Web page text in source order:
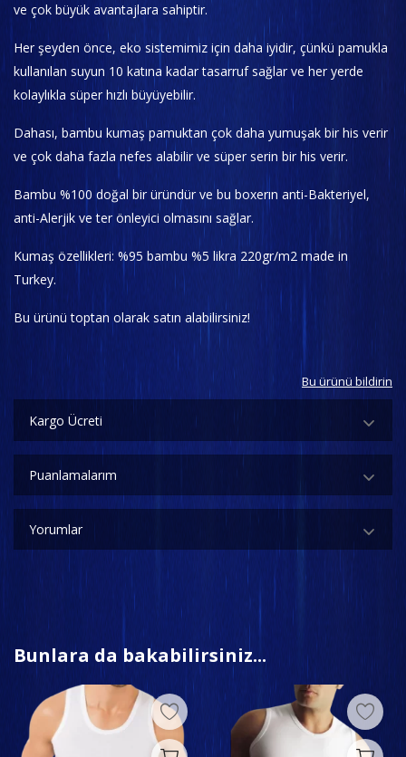
ve çok büyük avantajlara sahiptir.
Her şeyden önce, eko sistemimiz için daha iyidir, çünkü pamukla
kullanılan suyun 10 katına kadar tasarruf sağlar ve her yerde
kolaylıkla süper hızlı büyüyebilir.
Dahası, bambu kumaş pamuktan çok daha yumuşak bir his verir
ve çok daha fazla nefes alabilir ve süper serin bir his verir.
Bambu %100 doğal bir üründür ve bu boxerın anti-Bakteriyel,
anti-Alerjik ve ter önleyici olmasını sağlar.
Kumaş özellikleri: %95 bambu %5 likra 220gr/m2 made in
Turkey.
Bu ürünü toptan olarak satın alabilirsiniz!
Bu ürünü bildirin
Kargo Ücreti
Puanlamalarım
Yorumlar
Bunlara da bakabilirsiniz...